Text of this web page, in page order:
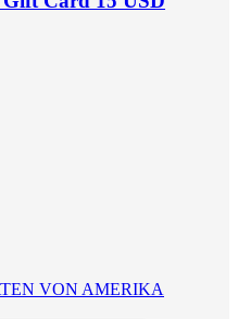
VON AMERIKA